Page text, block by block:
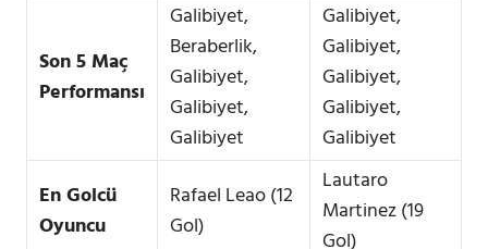
Son 5 Maç
Performansı
Galibiyet,
Beraberlik,
Galibiyet,
Galibiyet,
Galibiyet
Galibiyet,
Galibiyet,
Galibiyet,
Galibiyet,
Galibiyet
En Golcü
Oyuncu
Rafael Leao (12
Gol)
Lautaro
Martinez (19
Gol)